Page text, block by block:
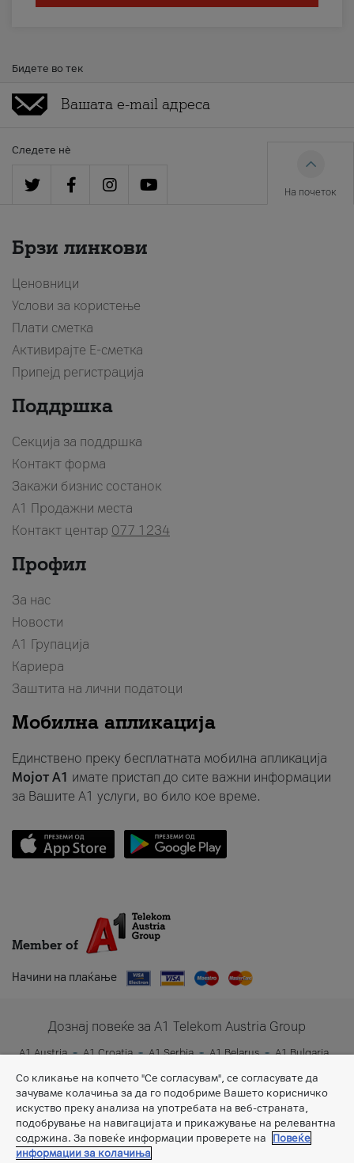
Бидете во тек
Следете нè
На почеток
Брзи линкови
Ценовници
Услови за користење
Плати сметка
Активирајте Е-сметка
Припејд регистрација
Поддршка
Секција за поддршка
Контакт форма
Закажи бизнис состанок
A1 Продажни места
Контакт центар 077 1234
Профил
За нас
Новости
А1 Групација
Кариера
Заштита на лични податоци
Мобилна апликација
Единствено преку бесплатната мобилна апликација
Мојот A1 имате пристап до сите важни информации
за Вашите A1 услуги, во било кое време.
Member of
Начини на плаќање
Дознај повеќе за A1 Telekom Austria Group
A1 Austria A1 Croatia A1 Serbia A1 Belarus
A1 Bulgaria
A1 Slovenia
A1 Digital
Со кликање на копчето "Се согласувам", се согласувате да
зачуваме колачиња за да го подобриме Вашето корисничко
искуство преку анализа на употребата на веб-страната,
подобрување на навигацијата и прикажување на релевантна
содржина. За повеќе информации проверете на
Повеќе
информации за колачиња